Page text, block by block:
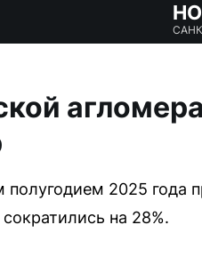
2025 года
на 28%.